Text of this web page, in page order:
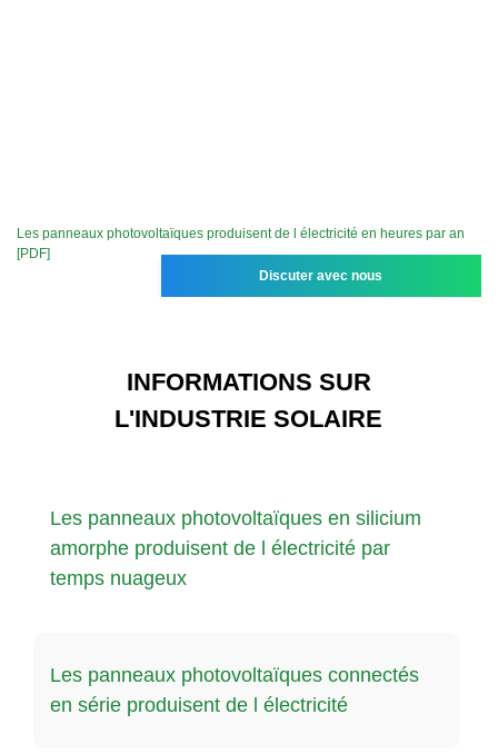
Les panneaux photovoltaïques produisent de l électricité en heures par an
[PDF]
Discuter avec nous
INFORMATIONS SUR
L'INDUSTRIE SOLAIRE
Les panneaux photovoltaïques en silicium
amorphe produisent de l électricité par
temps nuageux
Les panneaux photovoltaïques connectés
en série produisent de l électricité